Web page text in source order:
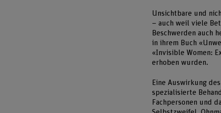
Unsichtbare und
– auch weil viele
Beschwerden auch
in ihrem Buch
«Invisible Women:
erhoben wurden.
Eine Auswirkung
spezialisierte
Fachpersonen und